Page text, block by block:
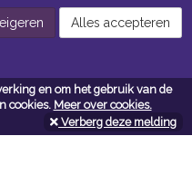
en om het gebruik van de
cookies. Meer over cookies.
Verberg deze melding
Alles accepteren